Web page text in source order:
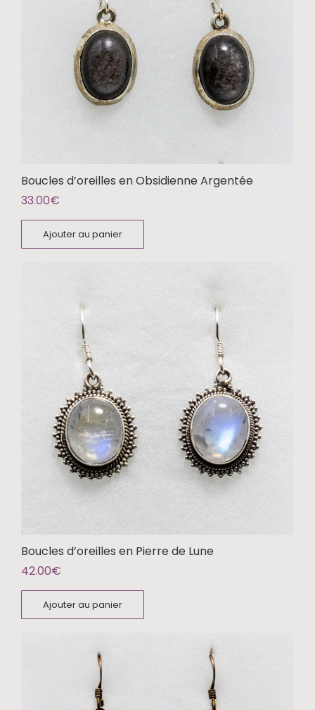
Boucles d’oreilles en Obsidienne Argentée
33.00€
Ajouter au panier
Boucles d’oreilles en Pierre de Lune
42.00€
Ajouter au panier